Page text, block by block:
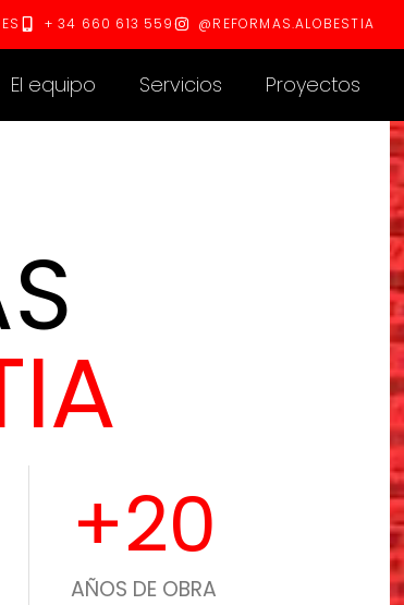
+ 34 660 613 559 @REFORMAS.ALOBESTIA
El equipo Servicios Proyectos
AÑOS DE OBRA
+20